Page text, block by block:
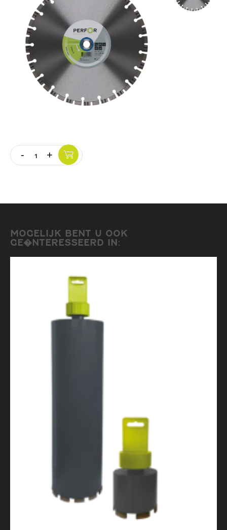
Quantity
- +
MOGELIJK BENT U OOK
GE�NTERESSEERD IN:
Slijpschijven